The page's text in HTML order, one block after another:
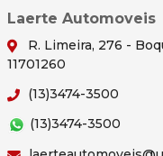
Laerte Automoveis
R. Limeira, 276 -
11701260
(13)3474-3500
(13)3474-3500